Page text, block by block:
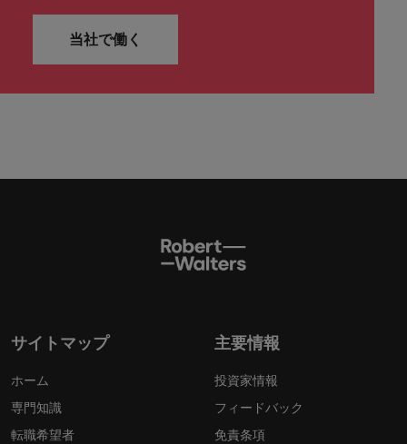
当社で働く
サイトマップ
ホーム
専門知識
転職希望者
主要情報
投資家情報
フィードバック
免責条項